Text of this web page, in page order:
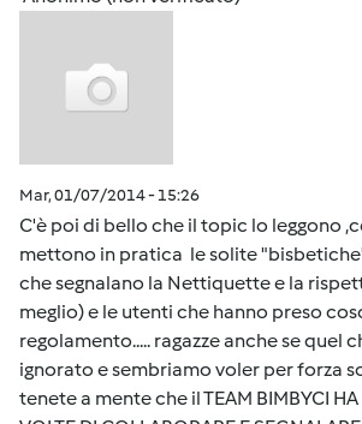
Mar, 01/07/2014 - 15:26
C'è poi di bello che il topic lo leggono
mettono in pratica le solite
che segnalano la Nettiquette e la
meglio) e le utenti che hanno preso
regolamento..... ragazze anche se quel
ignorato e sembriamo voler per forza
tenete a mente che il TEAM BIMBYCI HA